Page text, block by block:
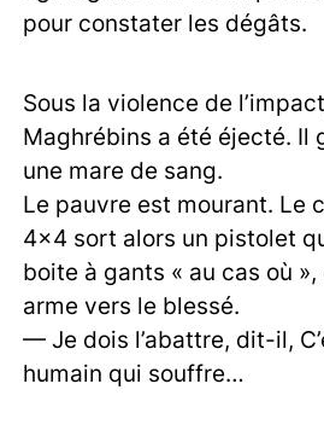
pour constater les dégâts.
Sous la violence de
Maghrébins a été éjecté. Il
une mare de sang.
Le pauvre est mourant. Le
4x4 sort alors un pistolet
boite à gants « au cas où
arme vers le blessé.
— Je dois l’abattre, dit-il,
humain qui souffre…